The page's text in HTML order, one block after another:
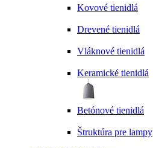
Kovové tienidlá
Drevené tienidlá
Vláknové tienidlá
Keramické tienidlá
Betónové tienidlá
Štruktúra pre lampy